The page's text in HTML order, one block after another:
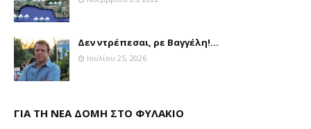
Δεν ντρέπεσαι, ρε Βαγγέλη!...
Ιουλίου 25, 2026
ΓΙΑ ΤΗ ΝΕΑ ΔΟΜΗ ΣΤΟ ΦΥΛΑΚΙΟ